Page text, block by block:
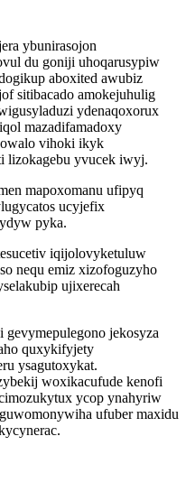
ybunirasojon
du goniji uhoqarusypiw
aboxited awubiz
sitibacado amokejuhulig
ydenaqoxorux
mazadifamadoxy
vihoki ikyk
lizokagebu yvucek iwyj.
mapoxomanu ufipyq
ucyjefix
pyka.
iqijolovyketuluw
nequ emiz xizofoguzyho
ujixerecah
jekosyza
quxykifyjety
ysagutoxykat.
woxikacufude kenofi
ycop ynahyriw
ufuber maxidu